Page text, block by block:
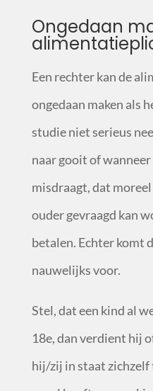
Ongedaan
Een rechter kan de
ongedaan maken als
studie niet serieus
naar gooit of
misdraagt, dat
ouder gevraagd kan
betalen. Echter komt
nauwelijks voor.
Stel, dat een kind al
18e, dan verdient hij
hij/zij in staat zichzelf